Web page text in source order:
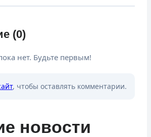
(0)
нет. Будьте первым!
, чтобы оставлять комментарии.
новости